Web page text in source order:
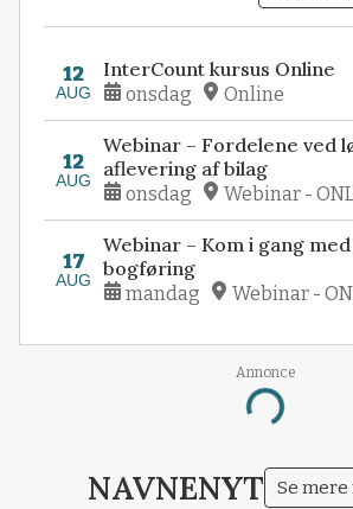
12
AUG
InterCount kursus Online
onsdag Online
12
AUG
Webinar – Fordelene ved
aflevering af bilag
onsdag Webinar -
17
AUG
Webinar – Kom i gang
bogføring
mandag Webinar -
Annonce
Loading...
NAVNENYT Se